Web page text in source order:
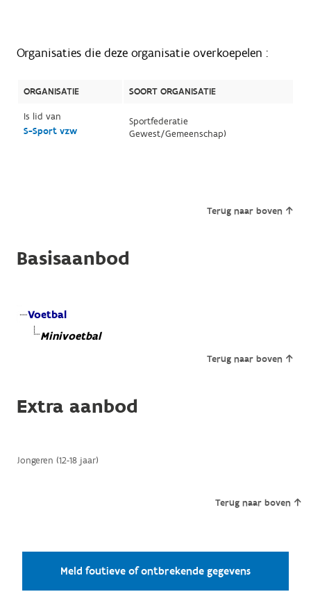
Organisaties die deze organisatie overkoepelen :
ORGANISATIE
SOORT ORGANISATIE
Is lid van
S-Sport vzw
Sportfederatie
Gewest/Gemeenschap)
Terug naar boven
Basisaanbod
Voetbal
Minivoetbal
Terug naar boven
Extra aanbod
Jongeren (12-18 jaar)
Terug naar boven
Meld foutieve of ontbrekende gegevens